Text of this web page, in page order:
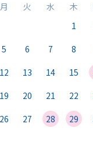
月 火 水 木
1
5 6 7 8
12 13 14 15
19 20 21 22
26 27 28 29